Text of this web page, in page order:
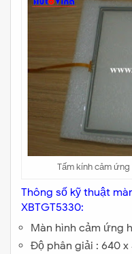
Tấm kính cảm ứng
Thông số kỹ thuật
XBTGT5330:
Màn hình cảm ứng
Độ phân giải : 640 x